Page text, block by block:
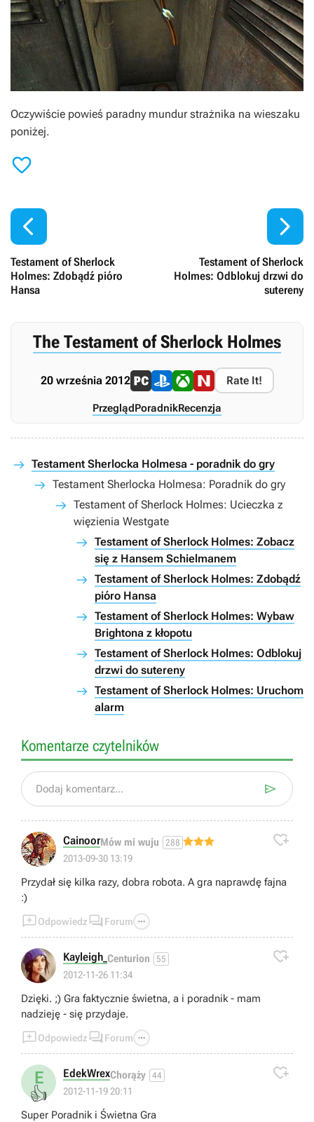
Oczywiście powieś paradny mundur strażnika na wieszaku
poniżej.


Testament of Sherlock
Holmes: Zdobądź pióro
Hansa
Testament of Sherlock
Holmes: Odblokuj drzwi do
sutereny

The Testament of Sherlock Holmes
20 września 2012 Rate It!
PrzeglądPoradnikRecenzja
Testament Sherlocka Holmesa - poradnik do gry
Testament Sherlocka Holmesa: Poradnik do gry
Testament of Sherlock Holmes: Ucieczka z
więzienia Westgate
Testament of Sherlock Holmes: Zobacz
się z Hansem Schielmanem
Testament of Sherlock Holmes: Zdobądź
pióro Hansa
Testament of Sherlock Holmes: Wybaw
Brightona z kłopotu
Testament of Sherlock Holmes: Odblokuj
drzwi do sutereny
Testament of Sherlock Holmes: Uruchom
alarm
Komentarze czytelników
Dodaj komentarz... 
CainoorMów mi wuju 288
2013-09-30 13:19

Przydał się kilka razy, dobra robota. A gra naprawdę fajna
:)
Odpowiedz  Forum 
Kayleigh_ Centurion 55
2012-11-26 11:34

Dzięki. ;) Gra faktycznie świetna, a i poradnik - mam
nadzieję - się przydaje.
Odpowiedz  Forum 
E
👍
EdekWrexChorąży 44
2012-11-19 20:11

Super Poradnik i Świetna Gra